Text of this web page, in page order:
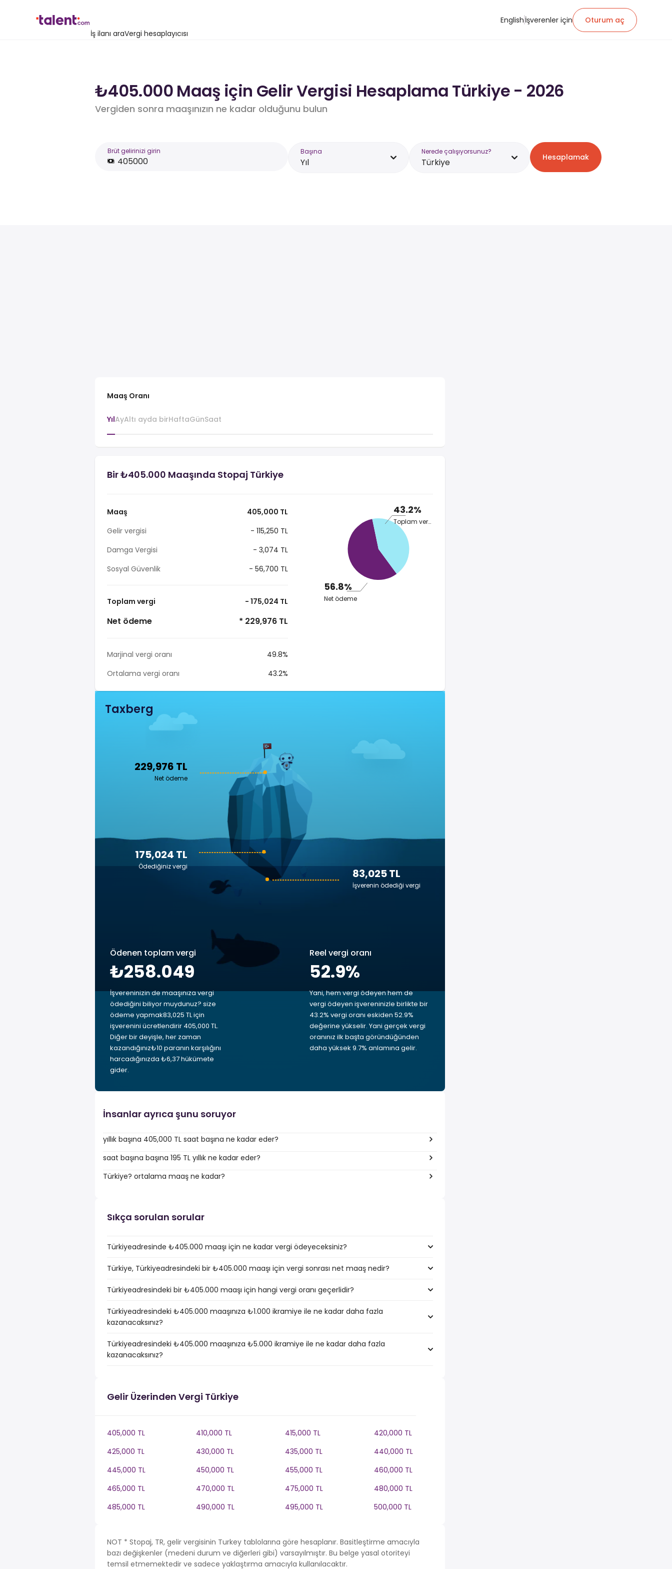
İş ilanı araVergi hesaplayıcısı
English İşverenler için Oturum aç
₺405.000 Maaş için Gelir Vergisi Hesaplama Türkiye - 2026
Vergiden sonra maaşınızın ne kadar olduğunu bulun
Brüt gelirinizi girin Başına
Yıl
Nerede çalışıyorsunuz?
Türkiye Hesaplamak
Maaş Oranı
YılAyAltı ayda birHaftaGünSaat
Bir ₺405.000 Maaşında Stopaj Türkiye
Maaş
405,000 TL
Gelir vergisi
- 115,250 TL
Damga Vergisi
- 3,074 TL
Sosyal Güvenlik
- 56,700 TL
Toplam vergi - 175,024 TL
Net ödeme * 229,976 TL
Marjinal vergi oranı
49.8%
Ortalama vergi oranı
43.2%
43.2%
Toplam vergi
56.8%
Net ödeme
Taxberg
229,976 TL
Net ödeme
83,025 TL
İşverenin ödediği vergi
175,024 TL
Ödediğiniz vergi
Ödenen toplam vergi
₺258.049
İşvereninizin de maaşınıza vergi
ödediğini biliyor muydunuz? size
ödeme yapmak83,025 TL için
işverenini ücretlendirir 405,000 TL.
Diğer bir deyişle, her zaman
kazandığınız₺10 paranın karşılığını
harcadığınızda ₺6,37 hükümete
gider.
Reel vergi oranı
52.9%
Yani, hem vergi ödeyen hem de
vergi ödeyen işvereninizle birlikte bir
43.2% vergi oranı eskiden 52.9%
değerine yükselir. Yani gerçek vergi
oranınız ilk başta göründüğünden
daha yüksek 9.7% anlamına gelir.
İnsanlar ayrıca şunu soruyor
yıllık başına 405,000 TL saat başına ne kadar eder?
saat başına başına 195 TL yıllık ne kadar eder?
Türkiye? ortalama maaş ne kadar?
Sıkça sorulan sorular
Türkiyeadresinde ₺405.000 maaşı için ne kadar vergi ödeyeceksiniz?
Türkiye, Türkiyeadresindeki bir ₺405.000 maaşı için vergi sonrası net maaş nedir?
Türkiyeadresindeki bir ₺405.000 maaşı için hangi vergi oranı geçerlidir?
Türkiyeadresindeki ₺405.000 maaşınıza ₺1.000 ikramiye ile ne kadar daha fazla
kazanacaksınız?
Türkiyeadresindeki ₺405.000 maaşınıza ₺5.000 ikramiye ile ne kadar daha fazla
kazanacaksınız?
Gelir Üzerinden Vergi Türkiye
405,000 TL 410,000 TL 415,000 TL
420,000 TL
425,000 TL
430,000 TL 435,000 TL
440,000 TL
445,000 TL
450,000 TL 455,000 TL
460,000 TL
465,000 TL
470,000 TL 475,000 TL
480,000 TL
485,000 TL
490,000 TL 495,000 TL 500,000 TL
NOT * Stopaj, TR, gelir vergisinin Turkey tablolarına göre hesaplanır. Basitleştirme amacıyla
bazı değişkenler (medeni durum ve diğerleri gibi) varsayılmıştır. Bu belge yasal otoriteyi
temsil etmemektedir ve sadece yaklaştırma amacıyla kullanılacaktır.